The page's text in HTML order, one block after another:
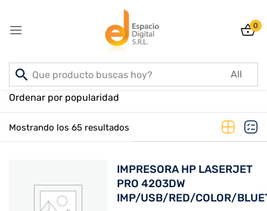
0
Inicio PRODUCTOS
Mostrando los 65 resultados
Ordenar por popularidad
IMPRESORA HP LASERJET
PRO 4203DW
IMP/USB/RED/COLOR/
Sign in
Remember me
Log In